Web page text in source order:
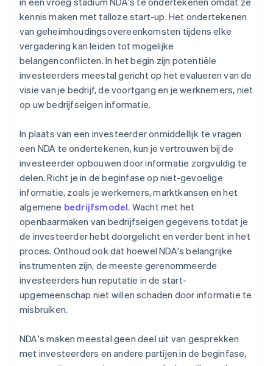
kennis maken met talloze start-up. Het ondertekenen
van geheimhoudingsovereenkomsten tijdens elke
vergadering kan leiden tot mogelijke
belangenconflicten. In het begin zijn potentiële
investeerders meestal gericht op het evalueren van de
visie van je bedrijf, de voortgang en je werknemers, niet
op uw bedrijfseigen informatie.
In plaats van een investeerder onmiddellijk te vragen
een NDA te ondertekenen, kun je vertrouwen bij de
investeerder opbouwen door informatie zorgvuldig te
delen. Richt je in de beginfase op niet-gevoelige
informatie, zoals je werkemers, marktkansen en het
algemene bedrijfsmodel. Wacht met het
openbaarmaken van bedrijfseigen gegevens totdat je
de investeerder hebt doorgelicht en verder bent in het
proces. Onthoud ook dat hoewel NDA's belangrijke
instrumenten zijn, de meeste gerenommeerde
investeerders hun reputatie in de start-
upgemeenschap niet willen schaden door informatie te
misbruiken.
NDA's maken meestal geen deel uit van gesprekken
met investeerders en andere partijen in de beginfase,